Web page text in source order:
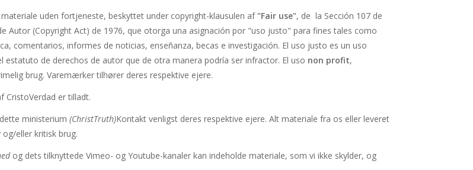
uden fortjeneste, beskyttet under copyright-klausulen af "Fair use", de la Sección 107 de
Autor (Copyright Act) de 1976, que otorga una asignación por "uso justo" para fines tales como
comentarios, informes de noticias, enseñanza, becas e investigación. El uso justo es un uso
estatuto de derechos de autor que de otra manera podría ser infractor. El uso non profit,
brug. Varemærker tilhører deres respektive ejere.
CristoVerdad er tilladt.
ministerium(ChristTruth)Kontakt venligst deres respektive ejere. Alt materiale fra os eller leveret
eller kritisk brug.
og dets tilknyttede Vimeo- og Youtube-kanaler kan indeholde materiale, som vi ikke skylder, og